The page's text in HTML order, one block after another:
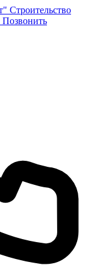
Строительство
Позвонить